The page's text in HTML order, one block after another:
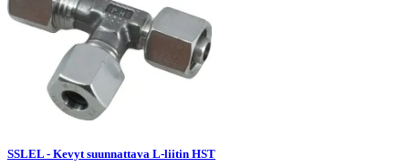
SSLEL - Kevyt suunnattava L-liitin HST